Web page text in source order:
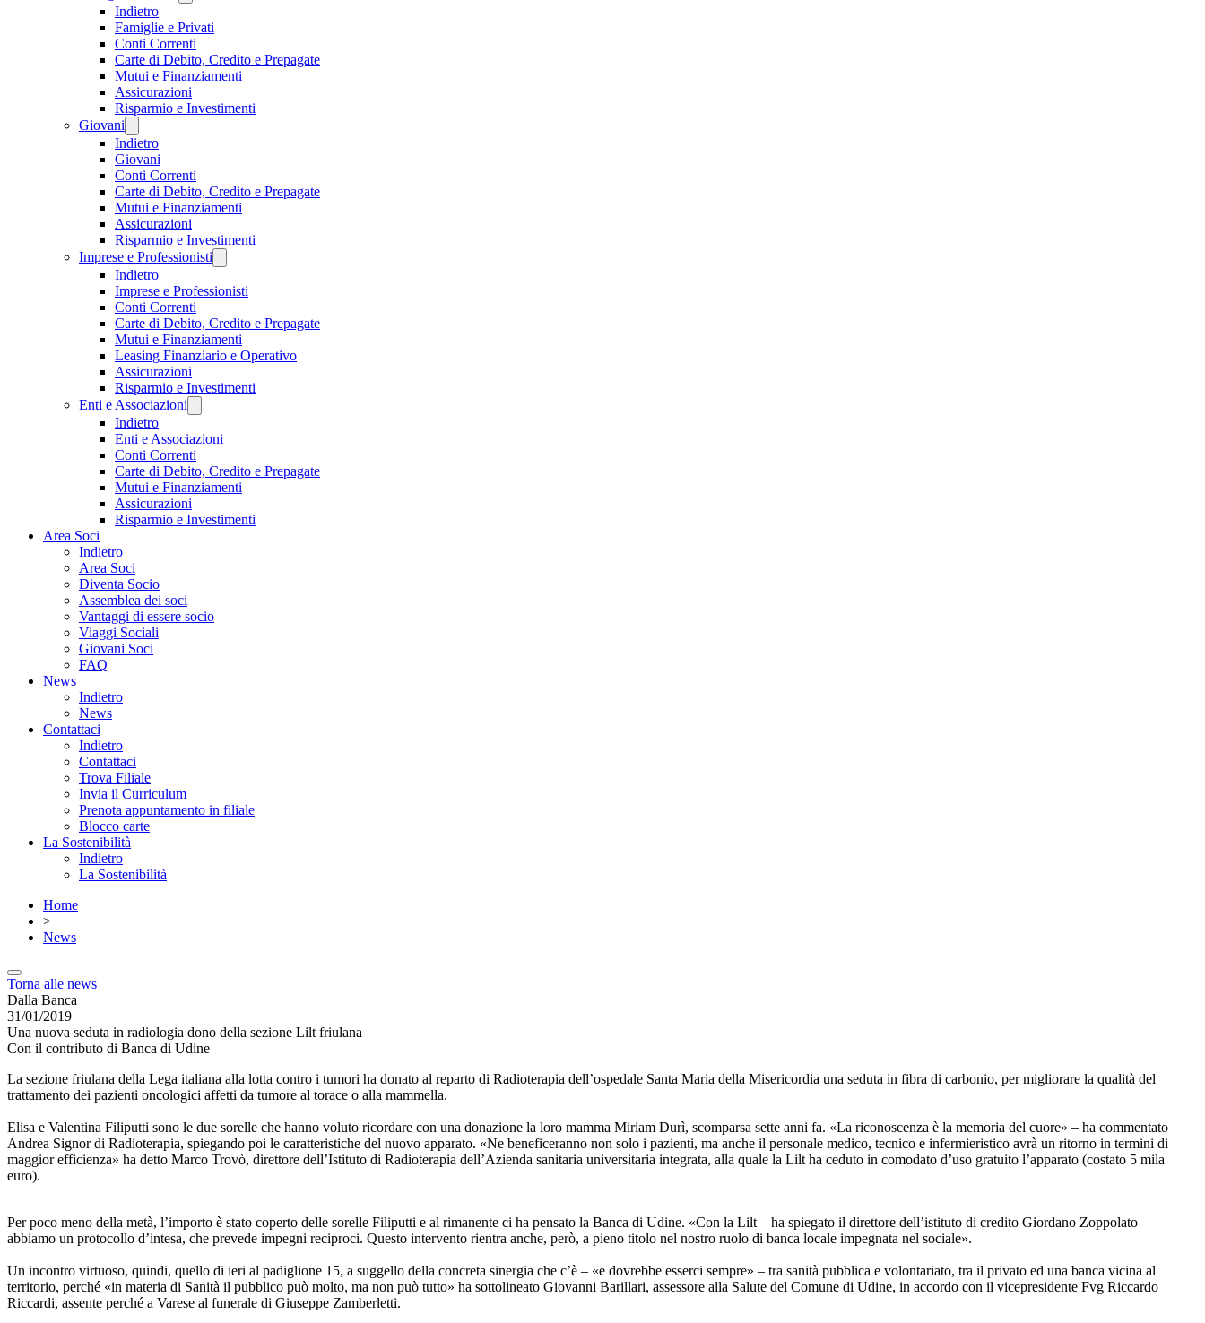
Indietro
Famiglie e Privati
Conti Correnti
Carte di Debito, Credito e Prepagate
Mutui e Finanziamenti
Assicurazioni
Risparmio e Investimenti
Giovani
Indietro
Giovani
Conti Correnti
Carte di Debito, Credito e Prepagate
Mutui e Finanziamenti
Assicurazioni
Risparmio e Investimenti
Imprese e Professionisti
Indietro
Imprese e Professionisti
Conti Correnti
Carte di Debito, Credito e Prepagate
Mutui e Finanziamenti
Leasing Finanziario e Operativo
Assicurazioni
Risparmio e Investimenti
Enti e Associazioni
Indietro
Enti e Associazioni
Conti Correnti
Carte di Debito, Credito e Prepagate
Mutui e Finanziamenti
Assicurazioni
Risparmio e Investimenti
Area Soci
Indietro
Area Soci
Diventa Socio
Assemblea dei soci
Vantaggi di essere socio
Viaggi Sociali
Giovani Soci
FAQ
News
Indietro
News
Contattaci
Indietro
Contattaci
Trova Filiale
Invia il Curriculum
Prenota appuntamento in filiale
Blocco carte
La Sostenibilità
Indietro
La Sostenibilità
Home
>
News
Torna alle news
Dalla Banca
31/01/2019
Una nuova seduta in radiologia dono della sezione Lilt friulana
Con il contributo di Banca di Udine
La sezione friulana della Lega italiana alla lotta contro i tumori ha donato al reparto di Radioterapia dell’ospedale Santa Maria della Misericordia una seduta in fibra di carbonio, per migliorare la qualità del
trattamento dei pazienti oncologici affetti da tumore al torace o alla mammella.
Elisa e Valentina Filiputti sono le due sorelle che hanno voluto ricordare con una donazione la loro mamma Miriam Durì, scomparsa sette anni fa. «La riconoscenza è la memoria del cuore» – ha commentato
Andrea Signor di Radioterapia, spiegando poi le caratteristiche del nuovo apparato. «Ne beneficeranno non solo i pazienti, ma anche il personale medico, tecnico e infermieristico avrà un ritorno in termini di
maggior efficienza» ha detto Marco Trovò, direttore dell’Istituto di Radioterapia dell’Azienda sanitaria universitaria integrata, alla quale la Lilt ha ceduto in comodato d’uso gratuito l’apparato (costato 5 mila
euro).
Per poco meno della metà, l’importo è stato coperto delle sorelle Filiputti e al rimanente ci ha pensato la Banca di Udine. «Con la Lilt – ha spiegato il direttore dell’istituto di credito Giordano Zoppolato –
abbiamo un protocollo d’intesa, che prevede impegni reciproci. Questo intervento rientra anche, però, a pieno titolo nel nostro ruolo di banca locale impegnata nel sociale».
Un incontro virtuoso, quindi, quello di ieri al padiglione 15, a suggello della concreta sinergia che c’è – «e dovrebbe esserci sempre» – tra sanità pubblica e volontariato, tra il privato ed una banca vicina al
territorio, perché «in materia di Sanità il pubblico può molto, ma non può tutto» ha sottolineato Giovanni Barillari, assessore alla Salute del Comune di Udine, in accordo con il vicepresidente Fvg Riccardo
Riccardi, assente perché a Varese al funerale di Giuseppe Zamberletti.